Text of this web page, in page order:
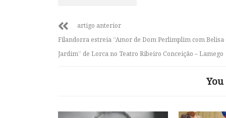
artigo anterior
Filandorra estreia “Amor de Dom Perlimplim com Belisa
Jardim” de Lorca no Teatro Ribeiro Conceição – Lamego